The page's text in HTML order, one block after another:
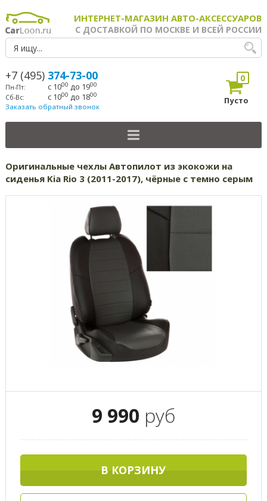
ИНТЕРНЕТ-МАГАЗИН АВТО-АКСЕССУАРОВ
С ДОСТАВКОЙ ПО МОСКВЕ И ВСЕЙ РОССИИ
+7 (495) 374-73-00
Пн-Пт: с 1000 до 1900
Сб-Вс: с 1000 до 1800
Заказать обратный звонок
0
Пусто
Оригинальные чехлы Автопилот из экокожи на
сиденья Kia Rio 3 (2011-2017), чёрные с темно серым
9 990 руб
В КОРЗИНУ